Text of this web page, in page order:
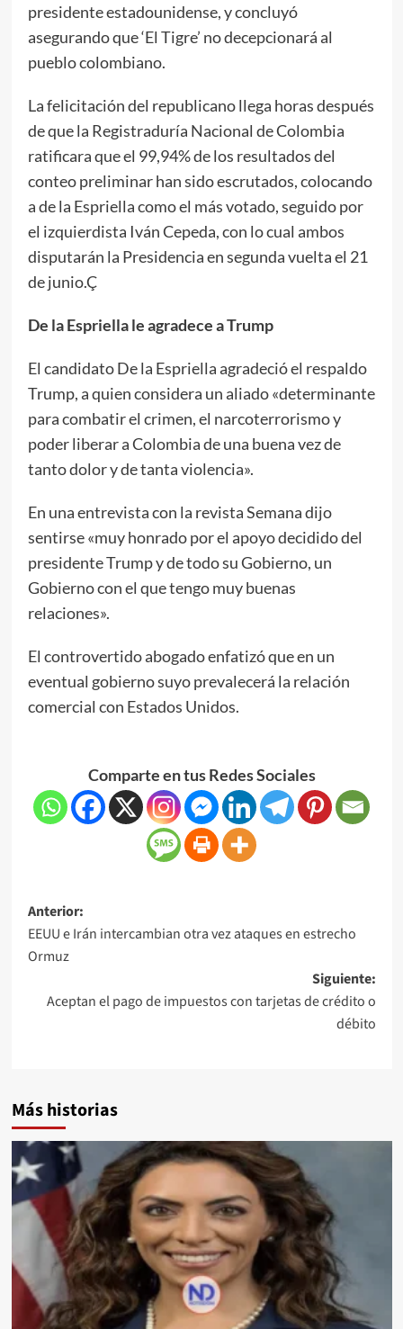
presidente estadounidense, y concluyó
asegurando que ‘El Tigre’ no decepcionará al
pueblo colombiano.
La felicitación del republicano llega horas después
de que la Registraduría Nacional de Colombia
ratificara que el 99,94% de los resultados del
conteo preliminar han sido escrutados, colocando
a de la Espriella como el más votado, seguido por
el izquierdista Iván Cepeda, con lo cual ambos
disputarán la Presidencia en segunda vuelta el 21
de junio.Ç
De la Espriella le agradece a Trump
El candidato De la Espriella agradeció el respaldo
Trump, a quien considera un aliado «determinante
para combatir el crimen, el narcoterrorismo y
poder liberar a Colombia de una buena vez de
tanto dolor y de tanta violencia».
En una entrevista con la revista Semana dijo
sentirse «muy honrado por el apoyo decidido del
presidente Trump y de todo su Gobierno, un
Gobierno con el que tengo muy buenas
relaciones».
El controvertido abogado enfatizó que en un
eventual gobierno suyo prevalecerá la relación
comercial con Estados Unidos.
Comparte en tus Redes Sociales
Anterior:
EEUU e Irán intercambian otra vez ataques en estrecho
Ormuz
Siguiente:
Aceptan el pago de impuestos con tarjetas de crédito o
débito
Más historias